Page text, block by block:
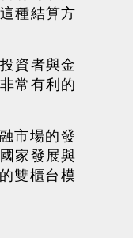
種結算方
資者與金
常有利的
市場的發
家發展與
雙櫃台模